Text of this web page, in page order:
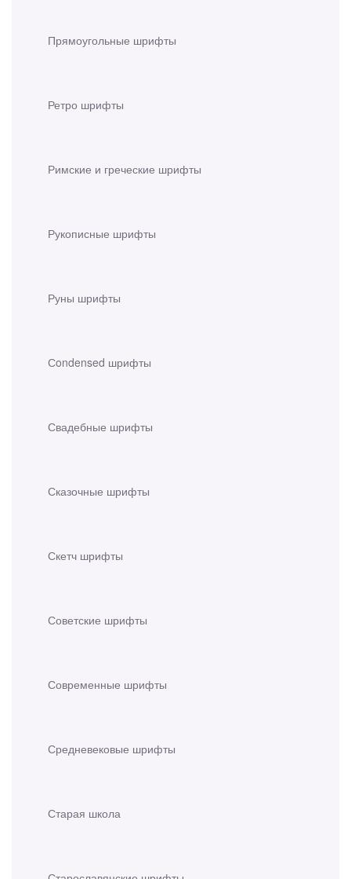
Прямоугольные шрифты
Ретро шрифты
Римские и греческие шрифты
Рукописные шрифты
Руны шрифты
Сondensed шрифты
Свадебные шрифты
Сказочные шрифты
Скетч шрифты
Советские шрифты
Современные шрифты
Средневековые шрифты
Старая школа